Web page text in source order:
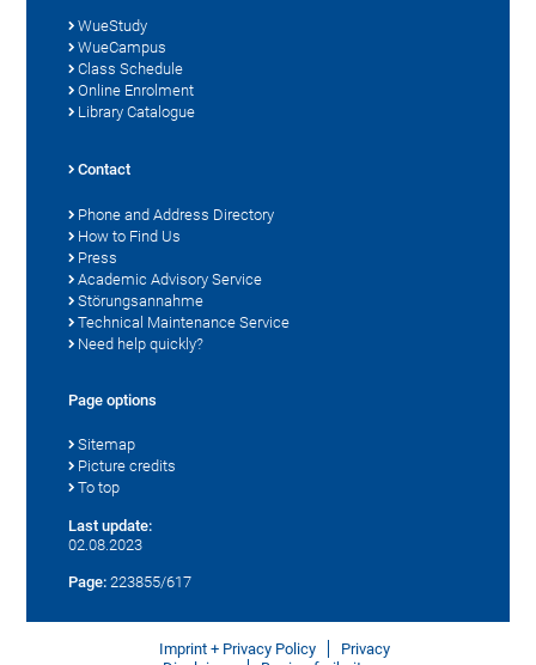
WueStudy
WueCampus
Class Schedule
Online Enrolment
Library Catalogue
Contact
Phone and Address Directory
How to Find Us
Press
Academic Advisory Service
Störungsannahme
Technical Maintenance Service
Need help quickly?
Page options
Sitemap
Picture credits
To top
Last update:
02.08.2023
Page: 223855/617
Imprint + Privacy Policy
Privacy